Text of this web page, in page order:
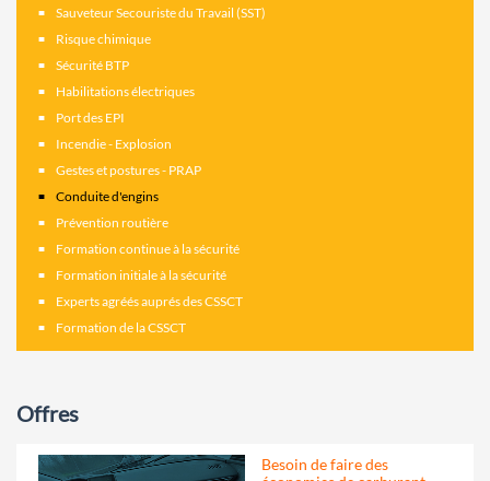
Sauveteur Secouriste du Travail (SST)
Risque chimique
Sécurité BTP
Habilitations électriques
Port des EPI
Incendie - Explosion
Gestes et postures - PRAP
Conduite d'engins
Prévention routière
Formation continue à la sécurité
Formation initiale à la sécurité
Experts agréés auprés des CSSCT
Formation de la CSSCT
Offres
Besoin de faire des